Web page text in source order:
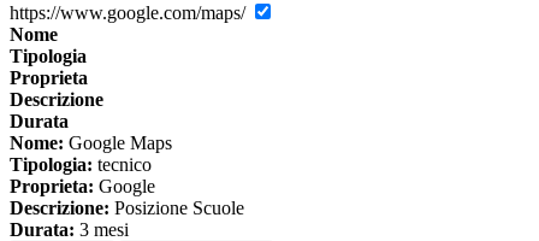
https://www.google.com/maps/
Nome
Tipologia
Proprieta
Descrizione
Durata
Nome: Google Maps
Tipologia: tecnico
Proprieta: Google
Descrizione: Posizione Scuole
Durata: 3 mesi